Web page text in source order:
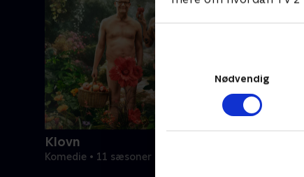
Nødvendig
Klovn
Komedie • 11 sæsoner